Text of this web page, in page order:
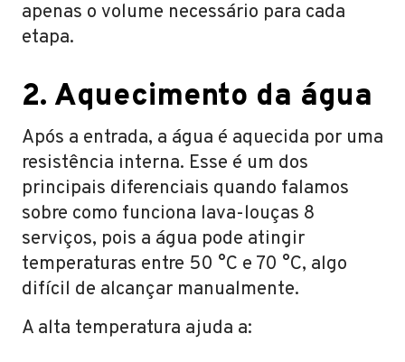
apenas o volume necessário para cada
etapa.
2. Aquecimento da água
Após a entrada, a água é aquecida por uma
resistência interna. Esse é um dos
principais diferenciais quando falamos
sobre como funciona lava-louças 8
serviços, pois a água pode atingir
temperaturas entre 50 °C e 70 °C, algo
difícil de alcançar manualmente.
A alta temperatura ajuda a: